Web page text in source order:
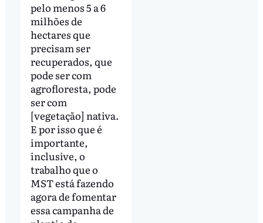
pelo menos 5 a 6
milhões de
hectares que
precisam ser
recuperados, que
pode ser com
agrofloresta, pode
ser com
[vegetação] nativa.
E por isso que é
importante,
inclusive, o
trabalho que o
MST está fazendo
agora de fomentar
essa campanha de